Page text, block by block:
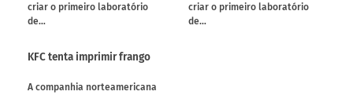
criar o primeiro laboratório
de…
criar o primeiro laboratório
de…
KFC tenta imprimir frango
A companhia norteamericana